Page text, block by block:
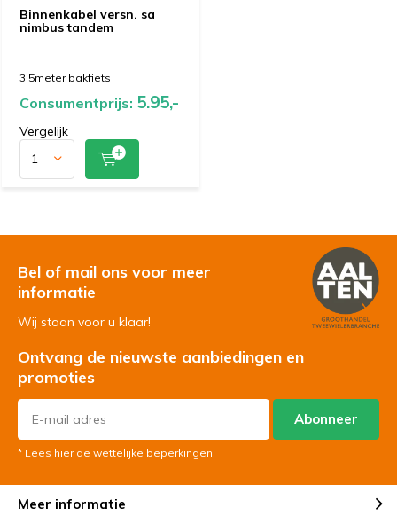
Binnenkabel versn. sa
nimbus tandem
3.5meter bakfiets
Consumentprijs: 5.95,-
Vergelijk
Bel of mail ons voor meer
informatie
Wij staan voor u klaar!
Ontvang de nieuwste aanbiedingen en
promoties
Abonneer
* Lees hier de wettelijke beperkingen
Meer informatie